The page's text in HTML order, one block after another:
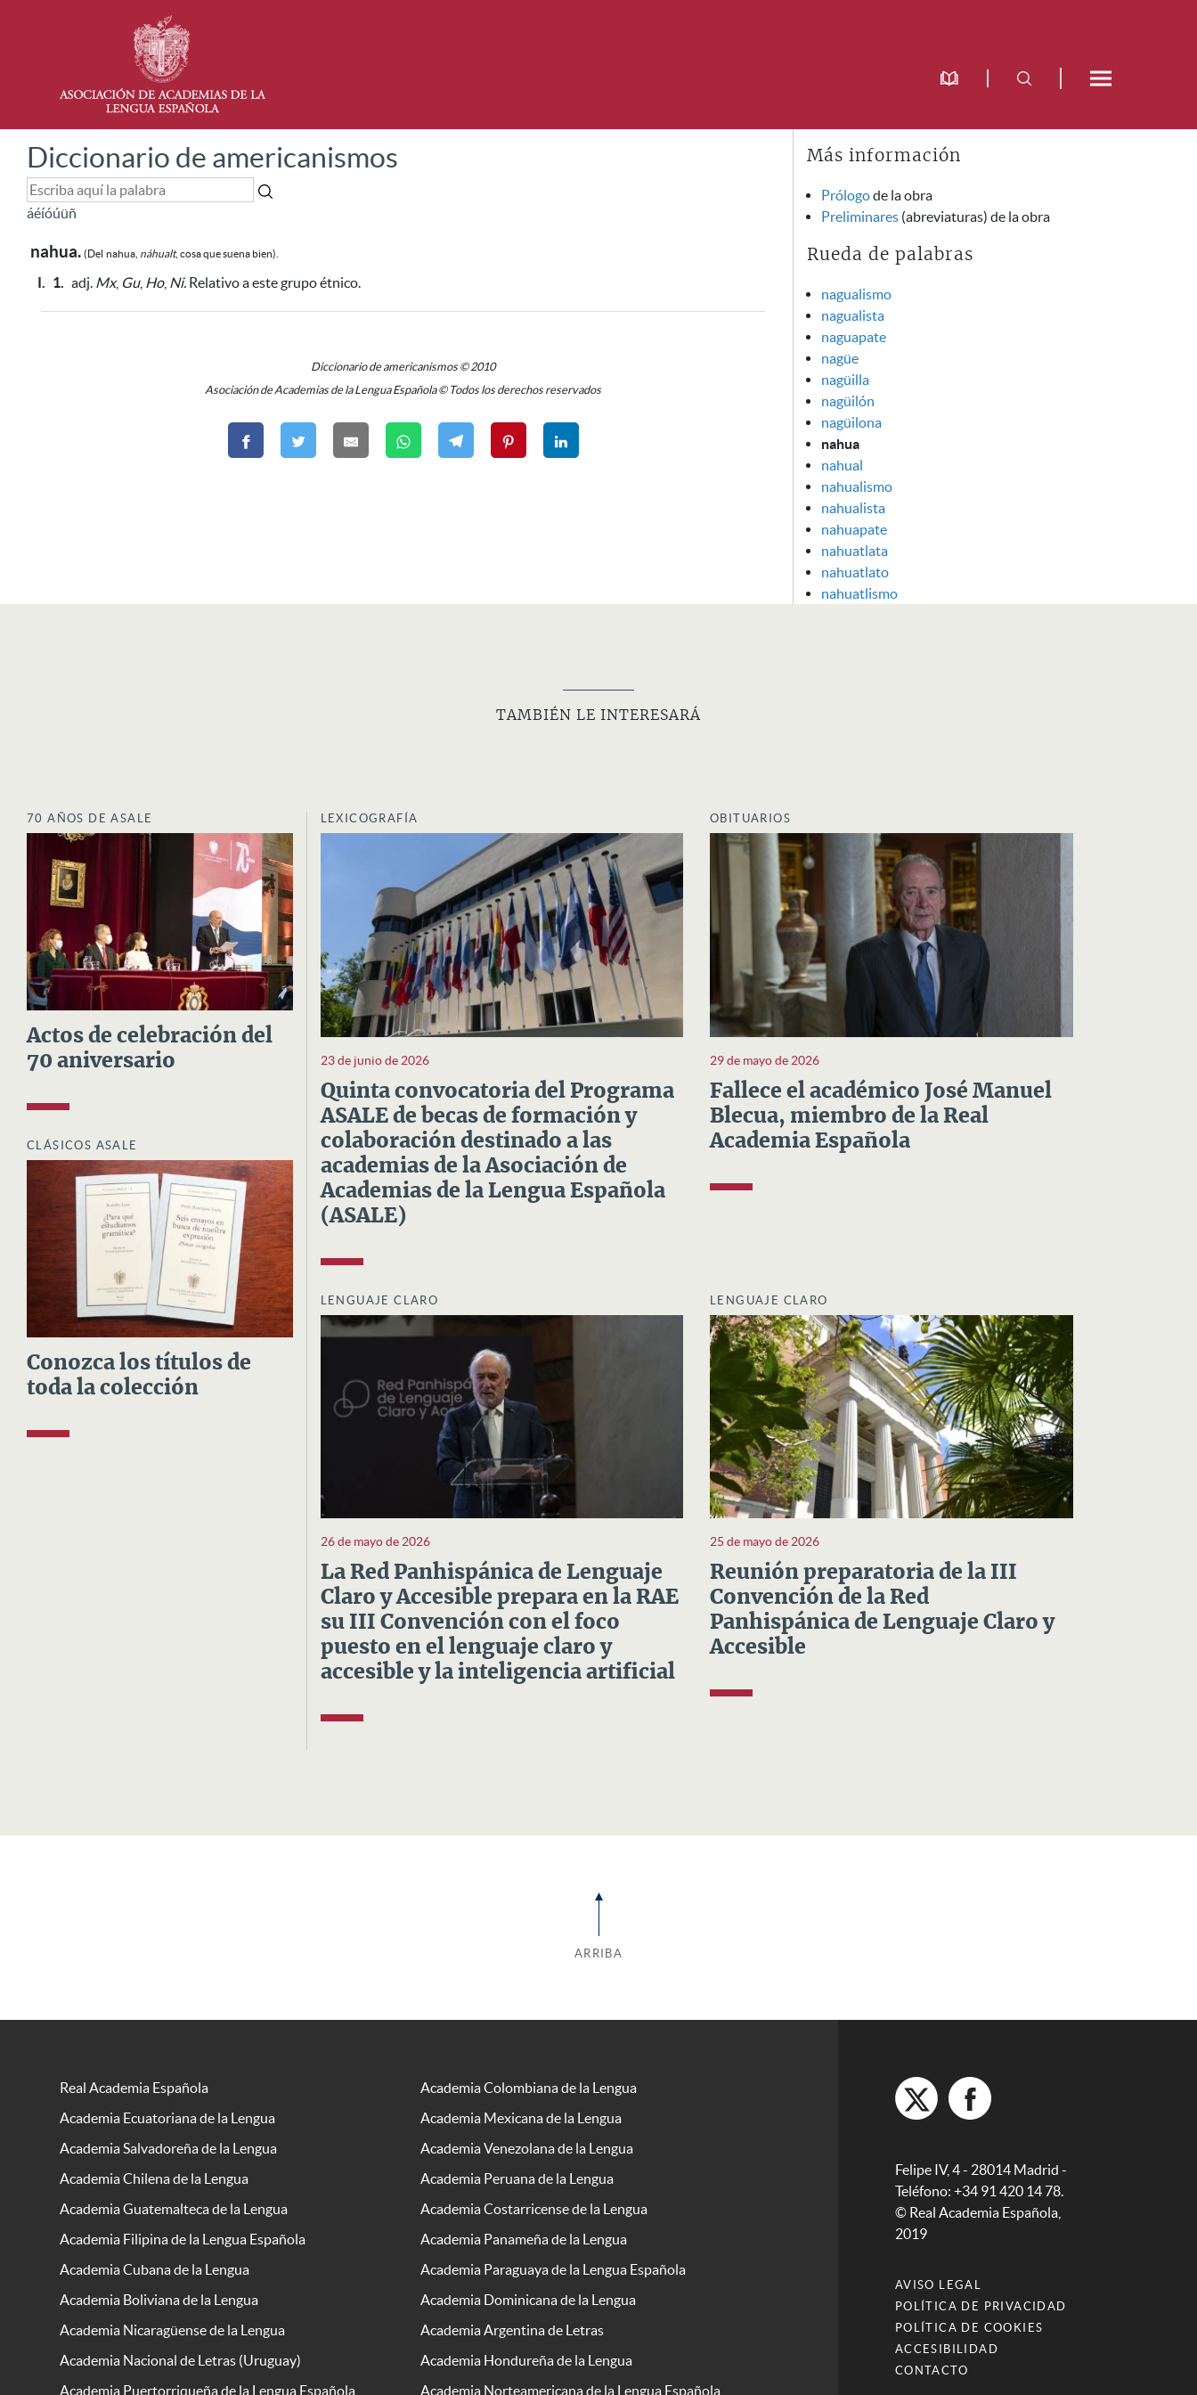
Diccionario de americanismos
áéíóúüñ
nahua. (Del nahua, náhualt, cosa que suena bien).
I. 1. adj. Mx, Gu, Ho, Ni. Relativo a este grupo étnico.
Diccionario de americanismos © 2010
Asociación de Academias de la Lengua Española © Todos los derechos reservados
Más información
Prólogode la obra
Preliminares (abreviaturas) de la obra
Rueda de palabras
nagualismo
nagualista
naguapate
nagüe
nagüilla
nagüilón
nagüilona
nahua
nahual
nahualismo
nahualista
nahuapate
nahuatlata
nahuatlato
nahuatlismo
TAMBIÉN LE INTERESARÁ
70 AÑOS DE ASALE
Actos de celebración del
70 aniversario
CLÁSICOS ASALE
Conozca los títulos de
toda la colección
LEXICOGRAFÍA
23 de junio de 2026
Quinta convocatoria del Programa
ASALE de becas de formación y
colaboración destinado a las
academias de la Asociación de
Academias de la Lengua Española
(ASALE)
OBITUARIOS
29 de mayo de 2026
Fallece el académico José Manuel
Blecua, miembro de la Real
Academia Española
LENGUAJE CLARO
26 de mayo de 2026
La Red Panhispánica de Lenguaje
Claro y Accesible prepara en la RAE
su III Convención con el foco
puesto en el lenguaje claro y
accesible y la inteligencia artificial
LENGUAJE CLARO
25 de mayo de 2026
Reunión preparatoria de la III
Convención de la Red
Panhispánica de Lenguaje Claro y
Accesible
ARRIBA
Real Academia Española
Academia Colombiana de la Lengua
Academia Ecuatoriana de la Lengua
Academia Mexicana de la Lengua
Academia Salvadoreña de la Lengua
Academia Venezolana de la Lengua
Academia Chilena de la Lengua
Academia Peruana de la Lengua
Academia Guatemalteca de la Lengua
Academia Costarricense de la Lengua
Academia Filipina de la Lengua Española
Academia Panameña de la Lengua
Academia Cubana de la Lengua
Academia Paraguaya de la Lengua Española
Academia Boliviana de la Lengua
Academia Dominicana de la Lengua
Academia Nicaragüense de la Lengua
Academia Argentina de Letras
Academia Nacional de Letras (Uruguay)
Academia Hondureña de la Lengua
Academia Puertorriqueña de la Lengua Española
Academia Norteamericana de la Lengua Española
Felipe IV, 4 - 28014 Madrid -
Teléfono: +34 91 420 14 78.
© Real Academia Española,
2019
AVISO LEGAL
POLÍTICA DE PRIVACIDAD
POLÍTICA DE COOKIES
ACCESIBILIDAD
CONTACTO